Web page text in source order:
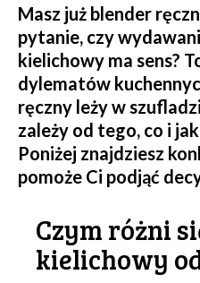
Masz już blender
pytanie, czy
kielichowy ma sens?
dylematów
ręczny leży w
zależy od tego, co i
Poniżej znajdziesz
pomoże Ci podjąć
Czym różni
kielichowy